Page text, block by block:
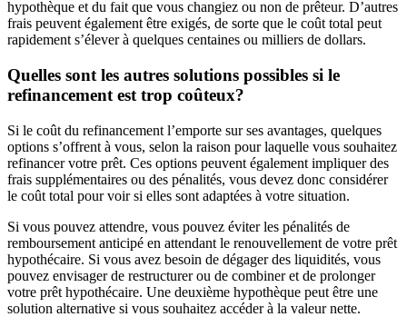
hypothèque et du fait que vous changiez ou non de prêteur. D’autres
frais peuvent également être exigés, de sorte que le coût total peut
rapidement s’élever à quelques centaines ou milliers de dollars.
Quelles sont les autres solutions possibles si le
refinancement est trop coûteux?
Si le coût du refinancement l’emporte sur ses avantages, quelques
options s’offrent à vous, selon la raison pour laquelle vous souhaitez
refinancer votre prêt. Ces options peuvent également impliquer des
frais supplémentaires ou des pénalités, vous devez donc considérer
le coût total pour voir si elles sont adaptées à votre situation.
Si vous pouvez attendre, vous pouvez éviter les pénalités de
remboursement anticipé en attendant le renouvellement de votre prêt
hypothécaire. Si vous avez besoin de dégager des liquidités, vous
pouvez envisager de restructurer ou de combiner et de prolonger
votre prêt hypothécaire. Une deuxième hypothèque peut être une
solution alternative si vous souhaitez accéder à la valeur nette.